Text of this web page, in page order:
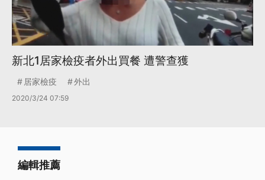
新北1居家檢疫者外出買餐 遭警查獲
居家檢疫 外出
2020/3/24 07:59
編輯推薦